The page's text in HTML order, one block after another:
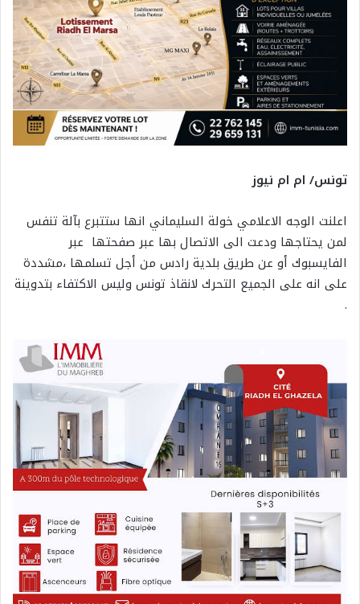
تونس/ ام ام نيوز
اعلنت الوجه الاعلامي خولة السليماني انها ستتبرع بآلة تنفس
لمن يحتاجها ودعت الى الاتصال بها عبر صفحتها عبر
الفايسبوك أو عن طريق بلدية رادس من أجل تسلمها ،مشددة
على انه على الجميع التحرك لانقاذ تونس وليس الاكتفاء بتدوينة
.